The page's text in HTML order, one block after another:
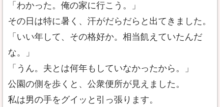
「わかった。俺の家に行こう。」
その日は特に暑く、汗がだらだらと出てきました。
「いい年して、その格好か。相当飢えていたんだ
な。」
「うん。夫とは何年もしていなかったから。」
公園の側を歩くと、公衆便所が見えました。
私は男の手をグイッと引っ張ります。